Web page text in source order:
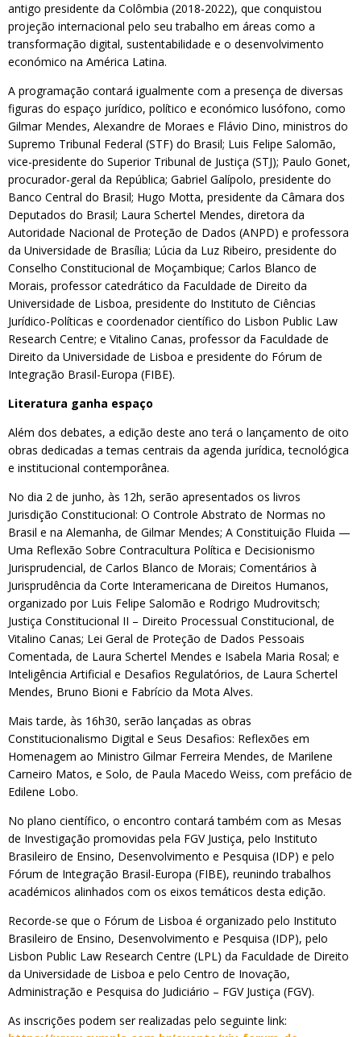
antigo presidente da Colômbia (2018-2022), que conquistou
projeção internacional pelo seu trabalho em áreas como a
transformação digital, sustentabilidade e o desenvolvimento
económico na América Latina.
A programação contará igualmente com a presença de diversas
figuras do espaço jurídico, político e económico lusófono, como
Gilmar Mendes, Alexandre de Moraes e Flávio Dino, ministros do
Supremo Tribunal Federal (STF) do Brasil; Luis Felipe Salomão,
vice-presidente do Superior Tribunal de Justiça (STJ); Paulo Gonet,
procurador-geral da República; Gabriel Galípolo, presidente do
Banco Central do Brasil; Hugo Motta, presidente da Câmara dos
Deputados do Brasil; Laura Schertel Mendes, diretora da
Autoridade Nacional de Proteção de Dados (ANPD) e professora
da Universidade de Brasília; Lúcia da Luz Ribeiro, presidente do
Conselho Constitucional de Moçambique; Carlos Blanco de
Morais, professor catedrático da Faculdade de Direito da
Universidade de Lisboa, presidente do Instituto de Ciências
Jurídico-Políticas e coordenador científico do Lisbon Public Law
Research Centre; e Vitalino Canas, professor da Faculdade de
Direito da Universidade de Lisboa e presidente do Fórum de
Integração Brasil-Europa (FIBE).
Literatura ganha espaço
Além dos debates, a edição deste ano terá o lançamento de oito
obras dedicadas a temas centrais da agenda jurídica, tecnológica
e institucional contemporânea.
No dia 2 de junho, às 12h, serão apresentados os livros
Jurisdição Constitucional: O Controle Abstrato de Normas no
Brasil e na Alemanha, de Gilmar Mendes; A Constituição Fluida —
Uma Reflexão Sobre Contracultura Política e Decisionismo
Jurisprudencial, de Carlos Blanco de Morais; Comentários à
Jurisprudência da Corte Interamericana de Direitos Humanos,
organizado por Luis Felipe Salomão e Rodrigo Mudrovitsch;
Justiça Constitucional II – Direito Processual Constitucional, de
Vitalino Canas; Lei Geral de Proteção de Dados Pessoais
Comentada, de Laura Schertel Mendes e Isabela Maria Rosal; e
Inteligência Artificial e Desafios Regulatórios, de Laura Schertel
Mendes, Bruno Bioni e Fabrício da Mota Alves.
Mais tarde, às 16h30, serão lançadas as obras
Constitucionalismo Digital e Seus Desafios: Reflexões em
Homenagem ao Ministro Gilmar Ferreira Mendes, de Marilene
Carneiro Matos, e Solo, de Paula Macedo Weiss, com prefácio de
Edilene Lobo.
No plano científico, o encontro contará também com as Mesas
de Investigação promovidas pela FGV Justiça, pelo Instituto
Brasileiro de Ensino, Desenvolvimento e Pesquisa (IDP) e pelo
Fórum de Integração Brasil-Europa (FIBE), reunindo trabalhos
académicos alinhados com os eixos temáticos desta edição.
Recorde-se que o Fórum de Lisboa é organizado pelo Instituto
Brasileiro de Ensino, Desenvolvimento e Pesquisa (IDP), pelo
Lisbon Public Law Research Centre (LPL) da Faculdade de Direito
da Universidade de Lisboa e pelo Centro de Inovação,
Administração e Pesquisa do Judiciário – FGV Justiça (FGV).
As inscrições podem ser realizadas pelo seguinte link: